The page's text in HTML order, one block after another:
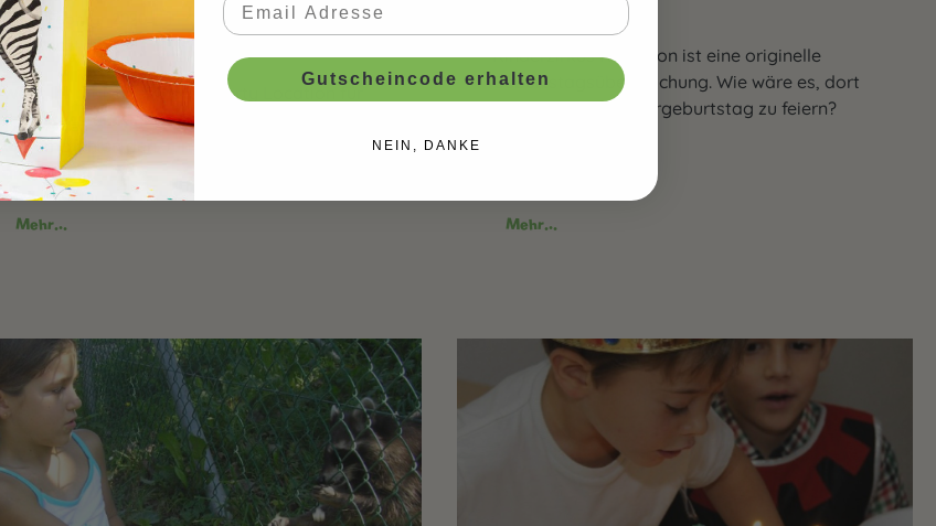
17. Februar 2020
Partylocation
partylocation
Wollt ihr mal eine andere Party Location für
den nächsten Kindergeburtstag probieren?
Wir empfehlen den JungfrauPark. Unbedingt
anschauen.
Mehr...
Kinderzirkus Robinson ist eine originelle
Geburtstagsüberraschung. Wie wäre es, dort
den nächsten Kindergeburtstag zu feiern?
Mehr...
Gutscheincode erhalten
NEIN, DANKE